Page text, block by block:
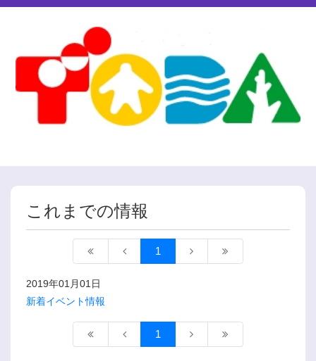
これまでの情報
1
2019年01月01日
新着イベント情報
1